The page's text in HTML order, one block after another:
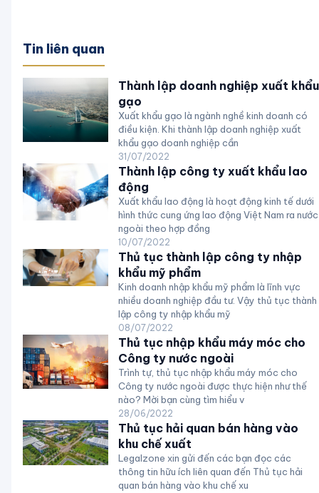
Tin liên quan
Thành lập doanh nghiệp xuất khẩu
gạo
Xuất khẩu gạo là ngành nghề kinh doanh có
điều kiện. Khi thành lập doanh nghiệp xuất
khẩu gạo doanh nghiệp cần
31/07/2022
Thành lập công ty xuất khẩu lao
động
Xuất khẩu lao động là hoạt động kinh tế dưới
hình thức cung ứng lao động Việt Nam ra nước
ngoài theo hợp đồng
10/07/2022
Thủ tục thành lập công ty nhập
khẩu mỹ phẩm
Kinh doanh nhập khẩu mỹ phẩm là lĩnh vực
nhiều doanh nghiệp đầu tư. Vậy thủ tục thành
lập công ty nhập khẩu mỹ
08/07/2022
Thủ tục nhập khẩu máy móc cho
Công ty nước ngoài
Trình tự, thủ tục nhập khẩu máy móc cho
Công ty nước ngoài được thực hiện như thế
nào? Mời bạn cùng tìm hiểu v
28/06/2022
Thủ tục hải quan bán hàng vào
khu chế xuất
Legalzone xin gửi đến các bạn đọc các
thông tin hữu ích liên quan đến Thủ tục hải
quan bán hàng vào khu chế xu